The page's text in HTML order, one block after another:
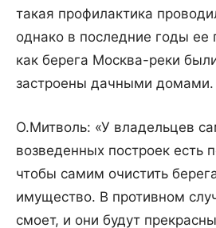
такая профилактика
однако в последние годы ее
как берега Москва-реки
застроены дачными домами.
О.Митволь: «У владельцев
возведенных построек есть
чтобы самим очистить
имущество. В противном
смоет, и они будут